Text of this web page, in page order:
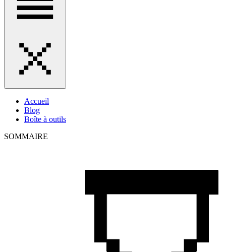
Accueil
Blog
Boîte à outils
SOMMAIRE